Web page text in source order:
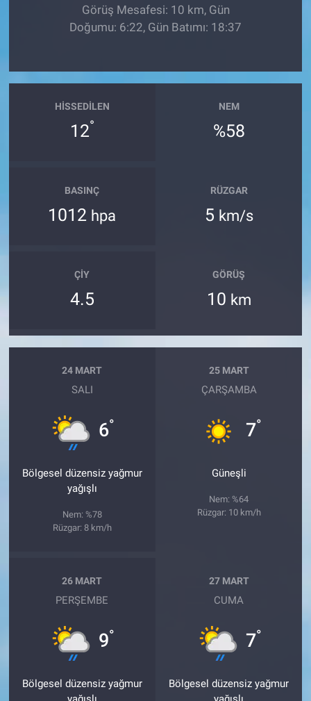
Görüş Mesafesi: 10 km, Gün
Doğumu: 6:22, Gün Batımı: 18:37
HISSEDILEN
12°
NEM
%58
BASINÇ
1012 hpa
RÜZGAR
5 km/s
ÇIY
4.5
GÖRÜŞ
10 km
24 MART
SALI
6°
Bölgesel düzensiz yağmur
yağışlı
Nem: %78
Rüzgar: 8 km/h
25 MART
ÇARŞAMBA
7°
Güneşli
Nem: %64
Rüzgar: 10 km/h
26 MART
PERŞEMBE
9°
Bölgesel düzensiz yağmur
27 MART
CUMA
7°
Bölgesel düzensiz yağmur